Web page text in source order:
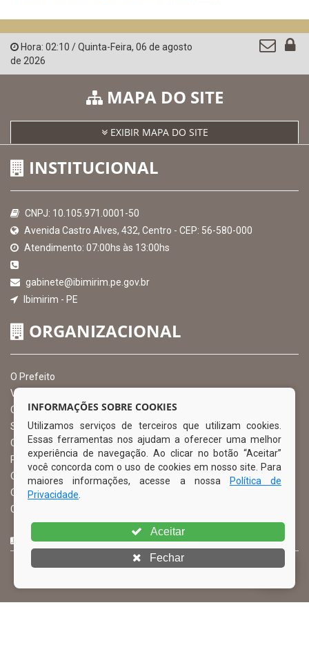
Hora: 02:10 /Quinta-Feira, 06 de agosto
de 2026
MAPA DO SITE
EXIBIR MAPA DO SITE
INSTITUCIONAL
CNPJ: 10.105.971.0001-50
Avenida Castro Alves, 432, Centro - CEP: 56-580-000
Atendimento: 07:00hs às 13:00hs
gabinete@ibimirim.pe.gov.br
Ibimirim - PE
ORGANIZACIONAL
O Prefeito
Vice Prefeito
Ouvidoria Municipal
Serviço de Informação ao Cidadão – SIC
Chefe de Gabinete
Procuradoria Geral
Órgão de Controle Interno
Organograma
Comissão Permanente de Licitação – CPL
CURTA NOSSA FAN PAGE
INFORMAÇÕES SOBRE COOKIES
Utilizamos serviços de terceiros que utilizam cookies.
Essas ferramentas nos ajudam a oferecer uma melhor
experiência de navegação. Ao clicar no botão “Aceitar”
você concorda com o uso de cookies em nosso site. Para
maiores informações, acesse a nossa
Política de
Privacidade
Aceitar
Fechar